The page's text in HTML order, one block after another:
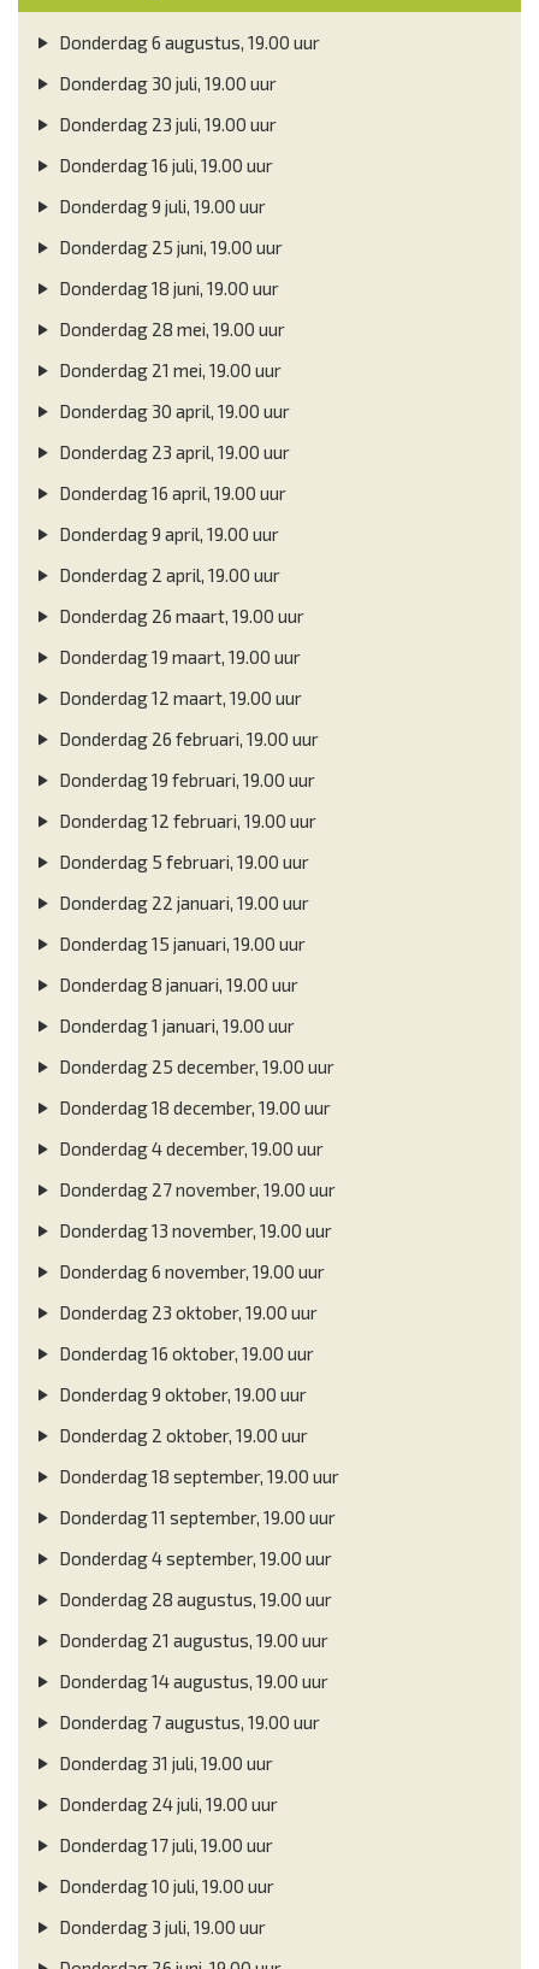
Donderdag 6 augustus, 19.00 uur
Donderdag 30 juli, 19.00 uur
Donderdag 23 juli, 19.00 uur
Donderdag 16 juli, 19.00 uur
Donderdag 9 juli, 19.00 uur
Donderdag 25 juni, 19.00 uur
Donderdag 18 juni, 19.00 uur
Donderdag 28 mei, 19.00 uur
Donderdag 21 mei, 19.00 uur
Donderdag 30 april, 19.00 uur
Donderdag 23 april, 19.00 uur
Donderdag 16 april, 19.00 uur
Donderdag 9 april, 19.00 uur
Donderdag 2 april, 19.00 uur
Donderdag 26 maart, 19.00 uur
Donderdag 19 maart, 19.00 uur
Donderdag 12 maart, 19.00 uur
Donderdag 26 februari, 19.00 uur
Donderdag 19 februari, 19.00 uur
Donderdag 12 februari, 19.00 uur
Donderdag 5 februari, 19.00 uur
Donderdag 22 januari, 19.00 uur
Donderdag 15 januari, 19.00 uur
Donderdag 8 januari, 19.00 uur
Donderdag 1 januari, 19.00 uur
Donderdag 25 december, 19.00 uur
Donderdag 18 december, 19.00 uur
Donderdag 4 december, 19.00 uur
Donderdag 27 november, 19.00 uur
Donderdag 13 november, 19.00 uur
Donderdag 6 november, 19.00 uur
Donderdag 23 oktober, 19.00 uur
Donderdag 16 oktober, 19.00 uur
Donderdag 9 oktober, 19.00 uur
Donderdag 2 oktober, 19.00 uur
Donderdag 18 september, 19.00 uur
Donderdag 11 september, 19.00 uur
Donderdag 4 september, 19.00 uur
Donderdag 28 augustus, 19.00 uur
Donderdag 21 augustus, 19.00 uur
Donderdag 14 augustus, 19.00 uur
Donderdag 7 augustus, 19.00 uur
Donderdag 31 juli, 19.00 uur
Donderdag 24 juli, 19.00 uur
Donderdag 17 juli, 19.00 uur
Donderdag 10 juli, 19.00 uur
Donderdag 3 juli, 19.00 uur